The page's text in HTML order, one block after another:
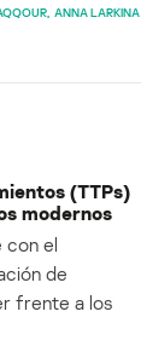
ANNA LARKINA
(TTPs)
modernos
con el
de
frente a los